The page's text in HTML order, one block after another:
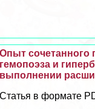
Опыт сочетанного
гемопоэза и
выполнении
Статья в формате